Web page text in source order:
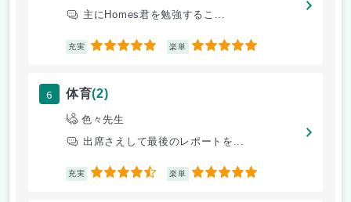
主にHomes君を勉強するこ...
充実 5 楽単 5
6 体育(2)
色々先生
出席さえして最後のレポートを...
充実 4.5 楽単 5